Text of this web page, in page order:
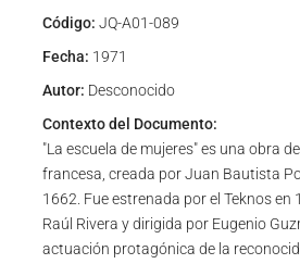
Código: JQ-A01-089
Fecha: 1971
Autor: Desconocido
Contexto del Documento:
"La escuela de mujeres" es una obra
francesa, creada por Juan Bautista
1662. Fue estrenada por el Teknos
Raúl Rivera y dirigida por Eugenio
actuación protagónica de la